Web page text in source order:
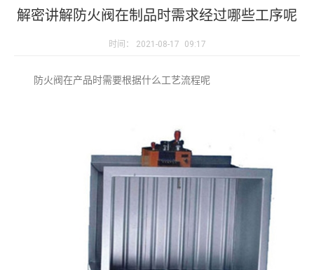
解密讲解防火阀在制品时需求经过哪些工序呢
时间： 2021-08-17 09:17
防火阀在产品时需要根据什么工艺流程呢